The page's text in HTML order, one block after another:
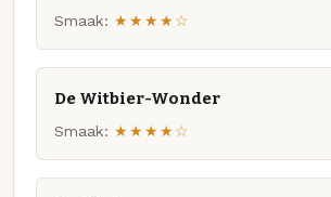
Smaak: ★★★★☆
De Witbier-Wonder
Smaak: ★★★★☆